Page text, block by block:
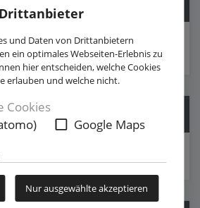
und Daten von Drittanbietern
ein optimales Webseiten-Erlebnis zu
hier entscheiden, welche Cookies
erlauben und welche nicht.
Cookies
Google Maps
Nur ausgewählte akzeptieren